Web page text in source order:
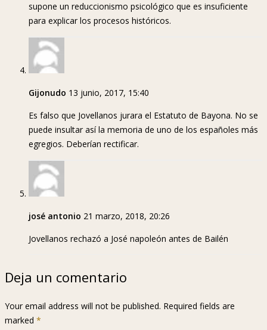
supone un reduccionismo psicológico que es insuficiente
para explicar los procesos históricos.
Gijonudo 13 junio, 2017, 15:40
Es falso que Jovellanos jurara el Estatuto de Bayona. No se
puede insultar así la memoria de uno de los españoles más
egregios. Deberían rectificar.
josé antonio 21 marzo, 2018, 20:26
Jovellanos rechazó a José napoleón antes de Bailén
Deja un comentario
Your email address will not be published. Required fields are
marked *